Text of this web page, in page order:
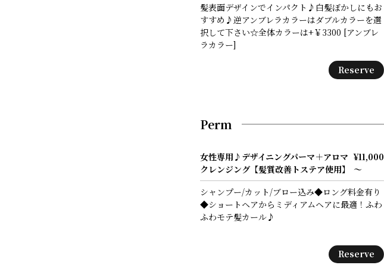
髪表面デザインでインパクト♪白髪ぼかしにもお
すすめ♪逆アンブレラカラーはダブルカラーを選
択して下さい☆全体カラーは+￥3300 [アンブレ
ラカラー]
Reserve
Perm
女性専用♪デザイニングパーマ＋アロマ
クレンジング【髪質改善トステア使用】
¥11,000
～
シャンプー/カット/ブロー込み◆ロング料金有り
◆ショートヘアからミディアムヘアに最適！ふわ
ふわモテ髪カール♪
Reserve